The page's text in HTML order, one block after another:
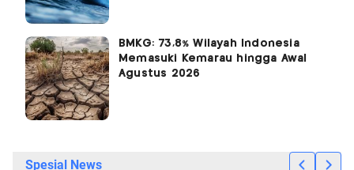
BMKG: 73,8% Wilayah Indonesia
Memasuki Kemarau hingga Awal
Agustus 2026